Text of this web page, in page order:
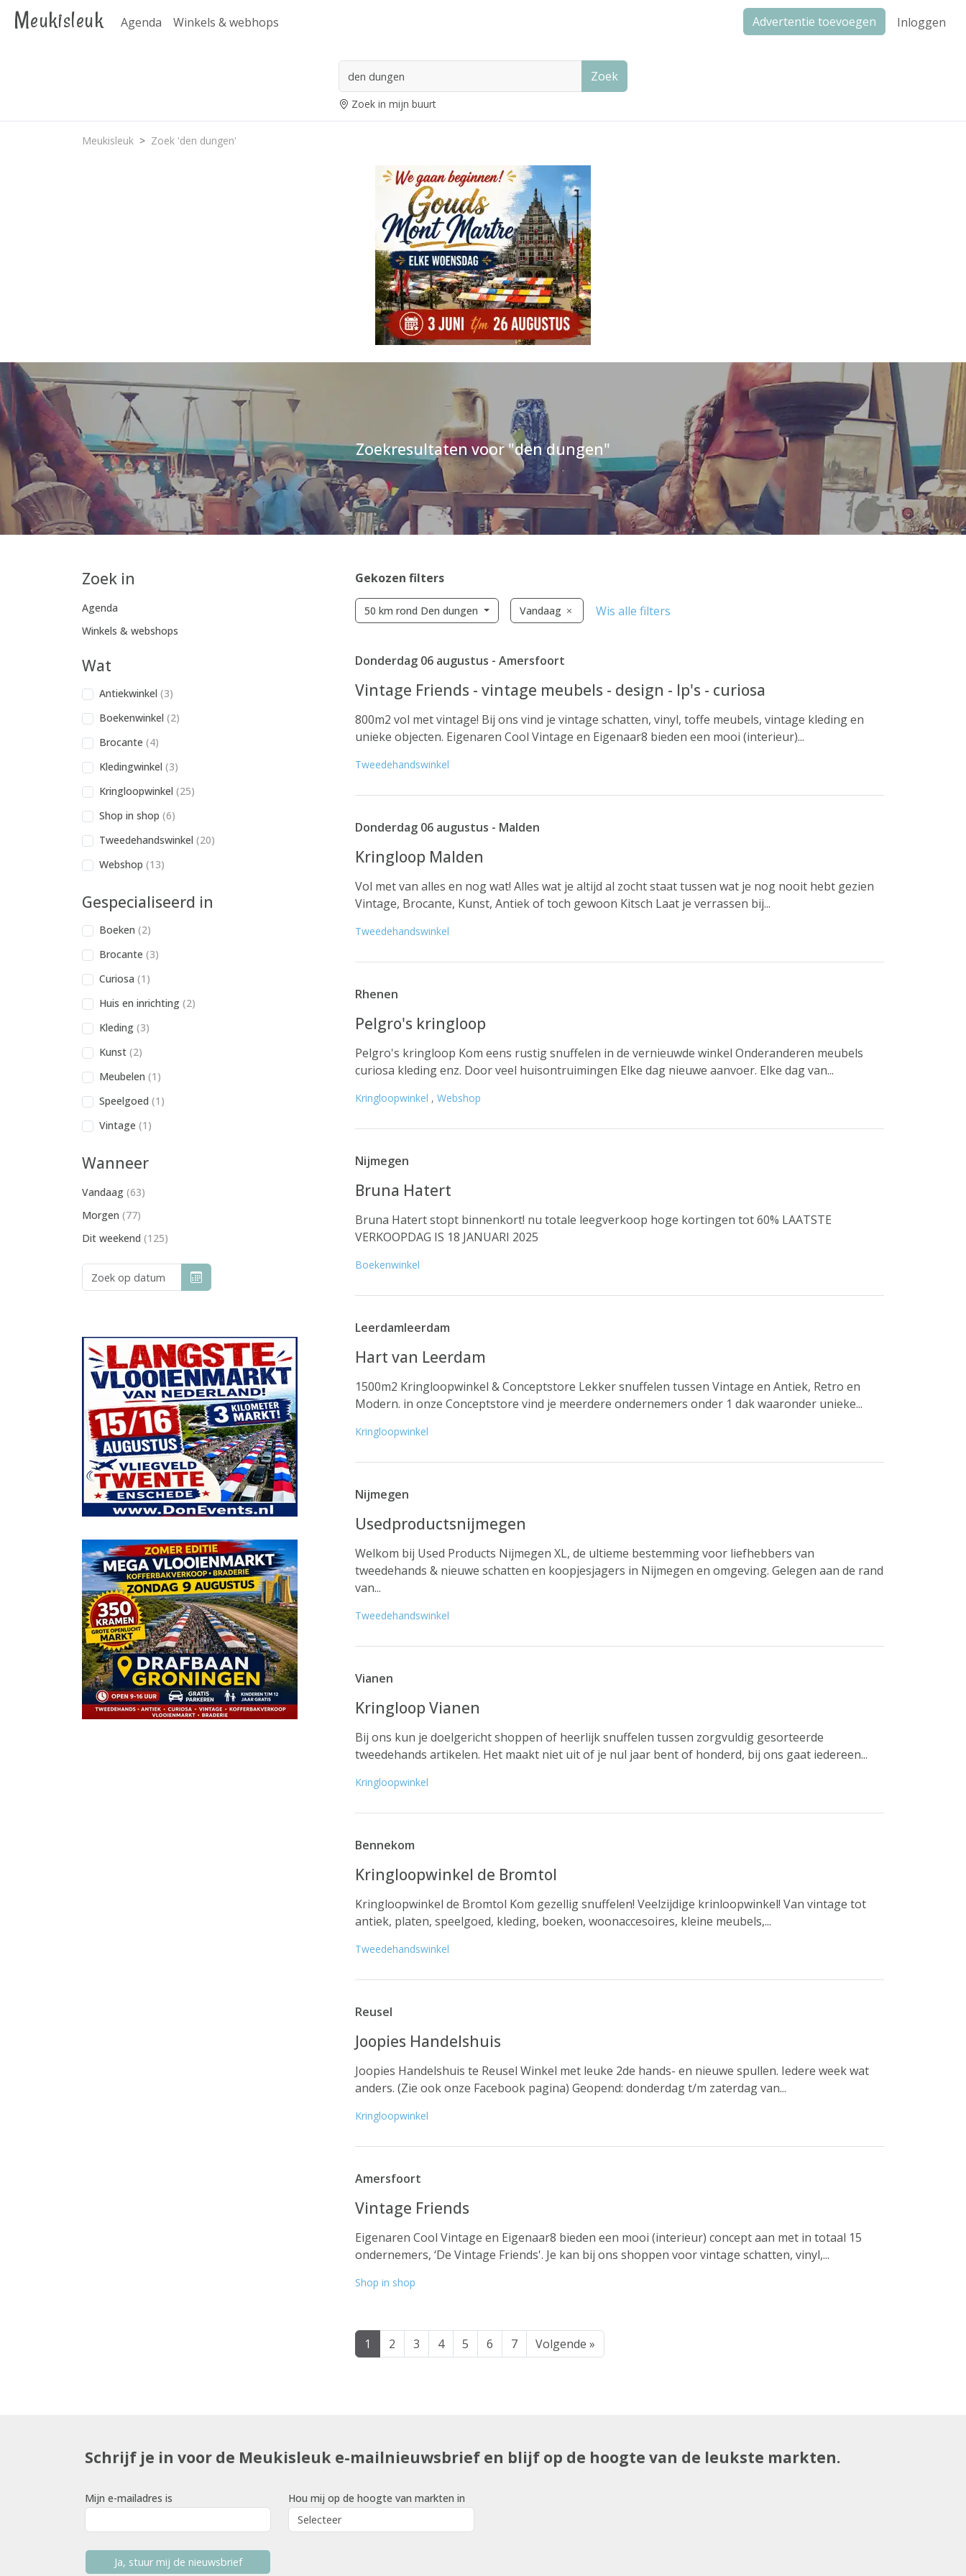
Meukisleuk Agenda Winkels & webhops Advertentie toevoegen Inloggen
Zoek
Zoek in mijn buurt
Meukisleuk Zoek 'den dungen'
Zoekresultaten voor "den dungen"
Zoek in
Agenda
Winkels & webshops
Wat
Antiekwinkel (3)
Boekenwinkel (2)
Brocante (4)
Kledingwinkel (3)
Kringloopwinkel (25)
Shop in shop (6)
Tweedehandswinkel (20)
Webshop (13)
Gespecialiseerd in
Boeken (2)
Brocante (3)
Curiosa (1)
Huis en inrichting (2)
Kleding (3)
Kunst (2)
Meubelen (1)
Speelgoed (1)
Vintage (1)
Wanneer
Vandaag (63)
Morgen (77)
Dit weekend (125)
Gekozen filters
50 km rond Den dungen Vandaag Wis alle filters
Donderdag 06 augustus - Amersfoort
Vintage Friends - vintage meubels - design - lp's - curiosa
800m2 vol met vintage! Bij ons vind je vintage schatten, vinyl, toffe meubels, vintage kleding en
unieke objecten. Eigenaren Cool Vintage en Eigenaar8 bieden een mooi (interieur)...
Tweedehandswinkel
Donderdag 06 augustus - Malden
Kringloop Malden
Vol met van alles en nog wat! Alles wat je altijd al zocht staat tussen wat je nog nooit hebt gezien
Vintage, Brocante, Kunst, Antiek of toch gewoon Kitsch Laat je verrassen bij...
Tweedehandswinkel
Rhenen
Pelgro's kringloop
Pelgro's kringloop Kom eens rustig snuffelen in de vernieuwde winkel Onderanderen meubels
curiosa kleding enz. Door veel huisontruimingen Elke dag nieuwe aanvoer. Elke dag van...
Kringloopwinkel , Webshop
Nijmegen
Bruna Hatert
Bruna Hatert stopt binnenkort! nu totale leegverkoop hoge kortingen tot 60% LAATSTE
VERKOOPDAG IS 18 JANUARI 2025
Boekenwinkel
Leerdamleerdam
Hart van Leerdam
1500m2 Kringloopwinkel & Conceptstore Lekker snuffelen tussen Vintage en Antiek, Retro en
Modern. in onze Conceptstore vind je meerdere ondernemers onder 1 dak waaronder unieke...
Kringloopwinkel
Nijmegen
Usedproductsnijmegen
Welkom bij Used Products Nijmegen XL, de ultieme bestemming voor liefhebbers van
tweedehands & nieuwe schatten en koopjesjagers in Nijmegen en omgeving. Gelegen aan de rand
van...
Tweedehandswinkel
Vianen
Kringloop Vianen
Bij ons kun je doelgericht shoppen of heerlijk snuffelen tussen zorgvuldig gesorteerde
tweedehands artikelen. Het maakt niet uit of je nul jaar bent of honderd, bij ons gaat iedereen...
Kringloopwinkel
Bennekom
Kringloopwinkel de Bromtol
Kringloopwinkel de Bromtol Kom gezellig snuffelen! Veelzijdige krinloopwinkel! Van vintage tot
antiek, platen, speelgoed, kleding, boeken, woonaccesoires, kleine meubels,...
Tweedehandswinkel
Reusel
Joopies Handelshuis
Joopies Handelshuis te Reusel Winkel met leuke 2de hands- en nieuwe spullen. Iedere week wat
anders. (Zie ook onze Facebook pagina) Geopend: donderdag t/m zaterdag van...
Kringloopwinkel
Amersfoort
Vintage Friends
Eigenaren Cool Vintage en Eigenaar8 bieden een mooi (interieur) concept aan met in totaal 15
ondernemers, ‘De Vintage Friends'. Je kan bij ons shoppen voor vintage schatten, vinyl,...
Shop in shop
1 2 3 4 5 6 7 Volgende »
Schrijf je in voor de Meukisleuk e-mailnieuwsbrief en blijf op de hoogte van de leukste markten.
Mijn e-mailadres is Hou mij op de hoogte van markten in
Ja, stuur mij de nieuwsbrief